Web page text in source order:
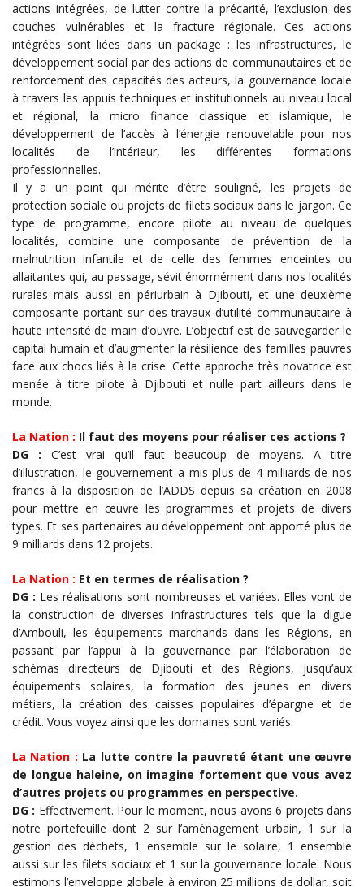
actions intégrées, de lutter contre la précarité, l’exclusion des
couches vulnérables et la fracture régionale. Ces actions
intégrées sont liées dans un package : les infrastructures, le
développement social par des actions de communautaires et de
renforcement des capacités des acteurs, la gouvernance locale
à travers les appuis techniques et institutionnels au niveau local
et régional, la micro finance classique et islamique, le
développement de l’accès à l’énergie renouvelable pour nos
localités de l’intérieur, les différentes formations
professionnelles.
Il y a un point qui mérite d’être souligné, les projets de
protection sociale ou projets de filets sociaux dans le jargon. Ce
type de programme, encore pilote au niveau de quelques
localités, combine une composante de prévention de la
malnutrition infantile et de celle des femmes enceintes ou
allaitantes qui, au passage, sévit énormément dans nos localités
rurales mais aussi en périurbain à Djibouti, et une deuxième
composante portant sur des travaux d’utilité communautaire à
haute intensité de main d’ouvre. L’objectif est de sauvegarder le
capital humain et d’augmenter la résilience des familles pauvres
face aux chocs liés à la crise. Cette approche très novatrice est
menée à titre pilote à Djibouti et nulle part ailleurs dans le
monde.
La Nation : Il faut des moyens pour réaliser ces actions ?
DG : C’est vrai qu’il faut beaucoup de moyens. A titre
d’illustration, le gouvernement a mis plus de 4 milliards de nos
francs à la disposition de l’ADDS depuis sa création en 2008
pour mettre en œuvre les programmes et projets de divers
types. Et ses partenaires au développement ont apporté plus de
9 milliards dans 12 projets.
La Nation : Et en termes de réalisation ?
DG : Les réalisations sont nombreuses et variées. Elles vont de
la construction de diverses infrastructures tels que la digue
d’Ambouli, les équipements marchands dans les Régions, en
passant par l’appui à la gouvernance par l’élaboration de
schémas directeurs de Djibouti et des Régions, jusqu’aux
équipements solaires, la formation des jeunes en divers
métiers, la création des caisses populaires d’épargne et de
crédit. Vous voyez ainsi que les domaines sont variés.
La Nation : La lutte contre la pauvreté étant une œuvre
de longue haleine, on imagine fortement que vous avez
d’autres projets ou programmes en perspective.
DG : Effectivement. Pour le moment, nous avons 6 projets dans
notre portefeuille dont 2 sur l’aménagement urbain, 1 sur la
gestion des déchets, 1 ensemble sur le solaire, 1 ensemble
aussi sur les filets sociaux et 1 sur la gouvernance locale. Nous
estimons l’enveloppe globale à environ 25 millions de dollar, soit